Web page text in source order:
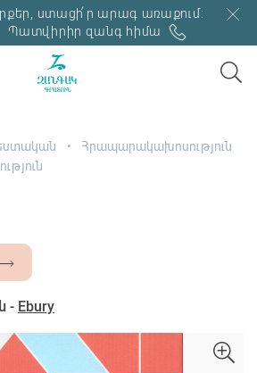
ստացի՛ր արագ առաքում:
Պատվիրիր զանգ հիմա
Հրապարակախոսություն
- Ebury